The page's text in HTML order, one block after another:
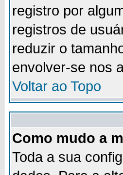
registro por
registros de
reduzir o
envolver-se nos
Voltar ao Topo
Como mudo a
Toda a sua